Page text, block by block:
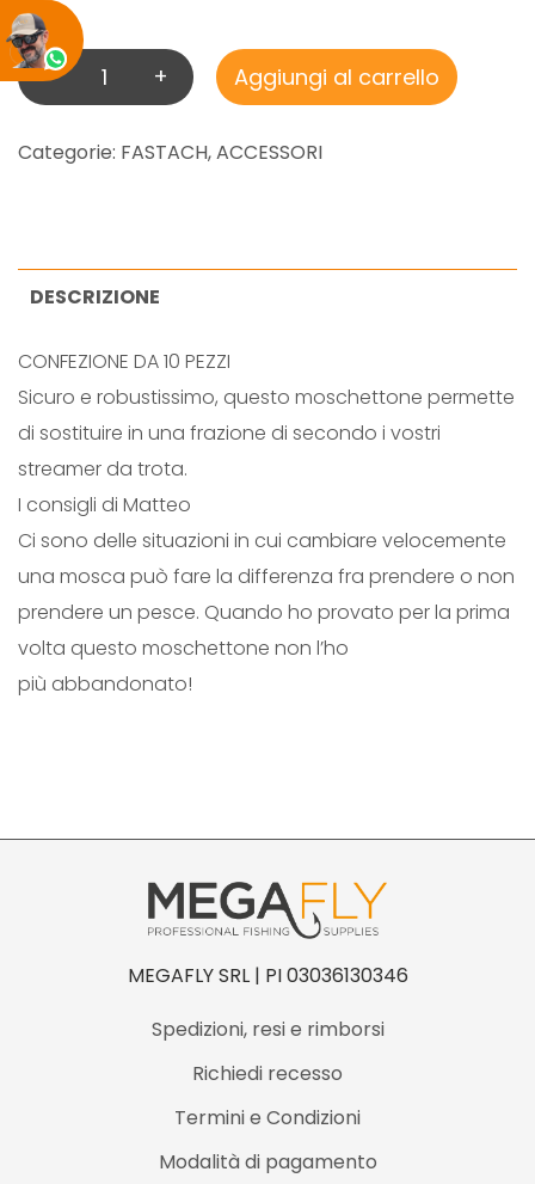
F
A
S
H
L
I
P
q
u
a
n
t
i
t
- + Aggiungi al carrello
Categorie: FASTACH,ACCESSORI
DESCRIZIONE
CONFEZIONE DA 10 PEZZI
Sicuro e robustissimo, questo moschettone permette
di sostituire in una frazione di secondo i vostri
streamer da trota.
I consigli di Matteo
Ci sono delle situazioni in cui cambiare velocemente
una mosca può fare la differenza fra prendere o non
prendere un pesce. Quando ho provato per la prima
volta questo moschettone non l’ho
più abbandonato!
MEGAFLY SRL | PI 03036130346
Spedizioni, resi e rimborsi
Richiedi recesso
Termini e Condizioni
Modalità di pagamento